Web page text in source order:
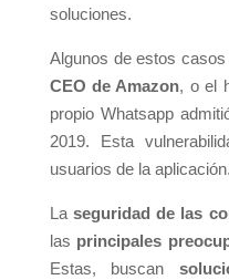
soluciones.
Algunos de estos
CEO de Amazon, o el
propio Whatsapp
2019. Esta
usuarios de la aplicación.
La seguridad de las
las principales
Estas, buscan